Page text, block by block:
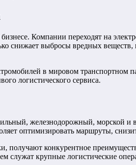
Компании переходят на
выбросы вредных веществ,
в мировом транспортном
логистического сервиса.
железнодорожный, морской и
оптимизировать маршруты,
конкурентное
служат крупные логистические